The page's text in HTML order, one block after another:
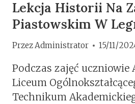
Lekcja Historii Na
Piastowskim W
PrzezAdministrator 15/11/
Podczas zajęć uczniowie
Liceum
Technikum